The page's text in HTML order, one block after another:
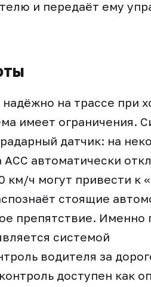
и передаёт ему
на трассе при
имеет ограничения.
датчик: на
автоматически
ч могут привести к
стоящие
препятствие. Именно
системой
водителя за
доступен как